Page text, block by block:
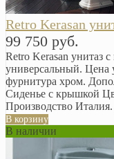
Retro Kerasan
99 750 руб.
Retro Kerasan унитаз
универсальный. Цена
фурнитура хром.
Сиденье с крышкой
Производство Италия.
В корзину
В наличии